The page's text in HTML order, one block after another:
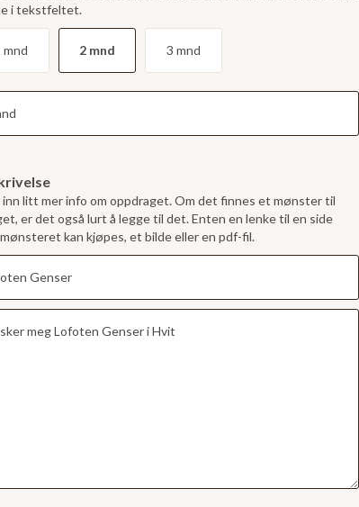
i tekstfeltet.
mnd 2 mnd 3 mnd
inn litt mer info om oppdraget. Om det finnes et mønster til
er det også lurt å legge til det. Enten en lenke til en side
kan kjøpes, et bilde eller en pdf-fil.